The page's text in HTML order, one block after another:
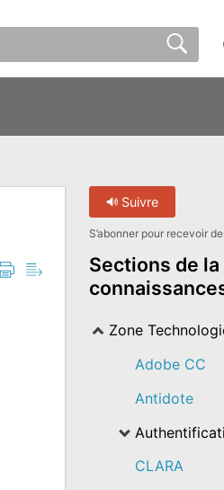
Suivre
S’abonner pour recevoir
Sections de la
Zone
Adobe CC
Antidote
CLARA